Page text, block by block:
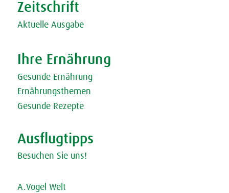
Zeitschrift
Aktuelle Ausgabe
Ihre Ernährung
Gesunde Ernährung
Ernährungsthemen
Gesunde Rezepte
Ausflugtipps
Besuchen Sie uns!
A.Vogel Welt